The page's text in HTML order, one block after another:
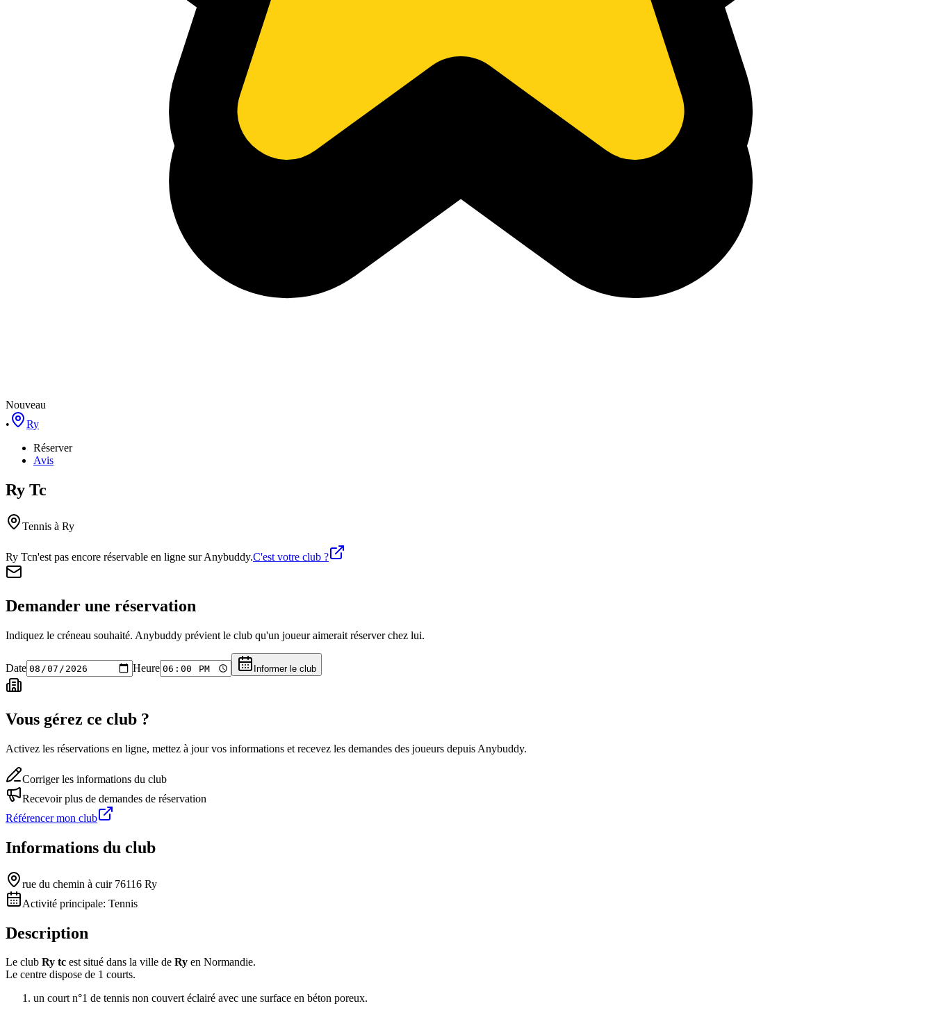
Nouveau
•
Ry
Réserver
Avis
Ry Tc
Tennis à Ry
Ry Tcn'est pas encore réservable en ligne sur Anybuddy.C'est votre club ?
Demander une réservation
Indiquez le créneau souhaité. Anybuddy prévient le club qu'un joueur aimerait réserver chez lui.
Date Heure Informer le club
Vous gérez ce club ?
Activez les réservations en ligne, mettez à jour vos informations et recevez les demandes des joueurs depuis Anybuddy.
Corriger les informations du club
Recevoir plus de demandes de réservation
Référencer mon club
Informations du club
rue du chemin à cuir 76116 Ry
Activité principale: Tennis
Description
Le club Ry tc est situé dans la ville de Ry en Normandie.
Le centre dispose de 1 courts.
un court n°1 de tennis non couvert éclairé avec une surface en béton poreux.